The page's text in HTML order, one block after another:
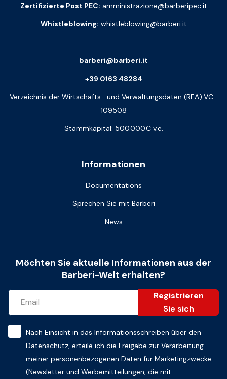
Zertifizierte Post PEC: amministrazione@barberipec.it
Whistleblowing: whistleblowing@barberi.it
Informationen
Documentations
Sprechen Sie mit Barberi
News
barberi@barberi.it
+39 0163 48284
Verzeichnis der Wirtschafts- und Verwaltungsdaten (REA):VC-
109508
Stammkapital: 500.000€ v.e.
Möchten Sie aktuelle Informationen aus der
Barberi-Welt erhalten?
Registrieren
Sie sich
Nach Einsicht in das Informationsschreiben über den
Datenschutz, erteile ich die Freigabe zur Verarbeitung
meiner personenbezogenen Daten für Marketingzwecke
(Newsletter und Werbemitteilungen, die mit